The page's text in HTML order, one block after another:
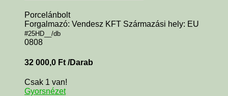
Porcelánbolt
Forgalmazó: Vendesz KFT Származási hely: EU
#25HD__/db
0808
32 000,0 Ft /Darab
Csak 1 van!
Gyorsnézet